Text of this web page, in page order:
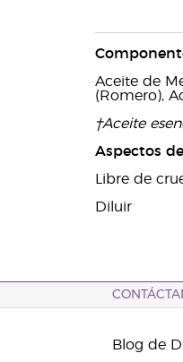
Aceite de
(Romero),
†Aceite
Aspectos
Libre de
Diluir
Blog de